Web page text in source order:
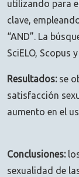
utilizando para
clave,
“AND”. La
SciELO, Scopus
Resultados:se
satisfacción
aumento en el
Conclusiones:
sexualidad de